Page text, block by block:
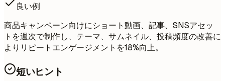
良い例
商品キャンペーン向けにショート動画、記事、SNSアセッ
トを週次で制作し、テーマ、サムネイル、投稿頻度の改善に
よりリピートエンゲージメントを18%向上。
短いヒント